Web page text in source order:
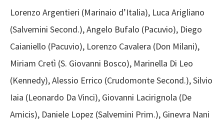
Lorenzo Argentieri (Marinaio d’Italia), Luca Arigliano
(Salvemini Second.), Angelo Bufalo (Pacuvio), Diego
Caianiello (Pacuvio), Lorenzo Cavalera (Don Milani),
Miriam Cretì (S. Giovanni Bosco), Marinella Di Leo
(Kennedy), Alessio Errico (Crudomonte Second.), Silvio
Iaia (Leonardo Da Vinci), Giovanni Lacirignola (De
Amicis), Daniele Lopez (Salvemini Prim.), Ginevra Nani